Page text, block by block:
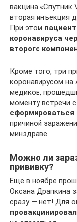
вакцина «Спутник
вторая инъекция
При этом
коронавируса
второго
Кроме того, три
коронавирусом на
медиков,
моменту встречи
сформироваться
причиной
минздраве.
Можно ли
прививку?
Еще в ноябре
Оксана Драпкина
сразу — нет! Для